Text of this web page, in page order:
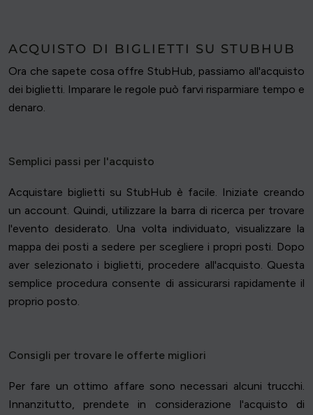
ACQUISTO DI BIGLIETTI SU STUBHUB
Ora che sapete cosa offre StubHub, passiamo all'acquisto
dei biglietti. Imparare le regole può farvi risparmiare tempo e
denaro.
Semplici passi per l'acquisto
Acquistare biglietti su StubHub è facile. Iniziate creando
un account. Quindi, utilizzare la barra di ricerca per trovare
l'evento desiderato. Una volta individuato, visualizzare la
mappa dei posti a sedere per scegliere i propri posti. Dopo
aver selezionato i biglietti, procedere all'acquisto. Questa
semplice procedura consente di assicurarsi rapidamente il
proprio posto.
Consigli per trovare le offerte migliori
Per fare un ottimo affare sono necessari alcuni trucchi.
Innanzitutto, prendete in considerazione l'acquisto di